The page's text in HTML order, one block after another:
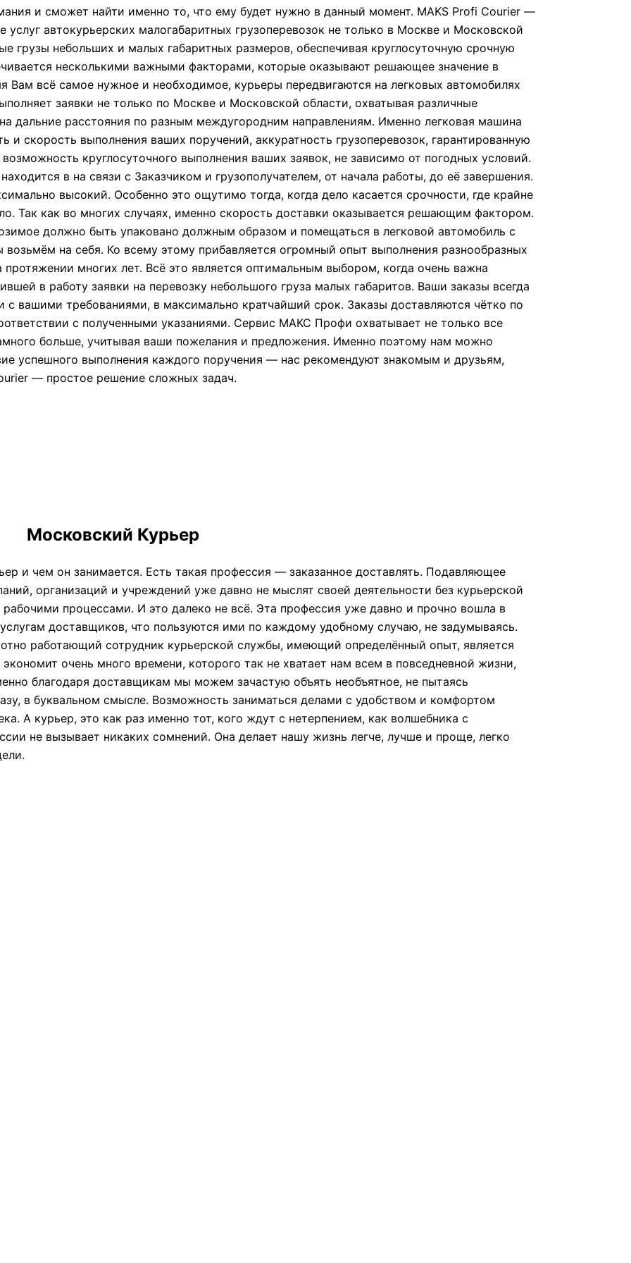
и сможет найти именно то, что ему будет нужно в данный момент. MAKS Profi Courier —
услуг автокурьерских малогабаритных грузоперевозок не только в Москве и Московской
грузы небольших и малых габаритных размеров, обеспечивая круглосуточную срочную
несколькими важными факторами, которые оказывают решающее значение в
Вам всё самое нужное и необходимое, курьеры передвигаются на легковых автомобилях
заявки не только по Москве и Московской области, охватывая различные
дальние расстояния по разным междугородним направлениям. Именно легковая машина
и скорость выполнения ваших поручений, аккуратность грузоперевозок, гарантированную
круглосуточного выполнения ваших заявок, не зависимо от погодных условий.
в на связи с Заказчиком и грузополучателем, от начала работы, до её завершения.
высокий. Особенно это ощутимо тогда, когда дело касается срочности, где крайне
Так как во многих случаях, именно скорость доставки оказывается решающим фактором.
должно быть упаковано должным образом и помещаться в легковой автомобиль с
на себя. Ко всему этому прибавляется огромный опыт выполнения разнообразных
многих лет. Всё это является оптимальным выбором, когда очень важна
в работу заявки на перевозку небольшого груза малых габаритов. Ваши заказы всегда
с вашими требованиями, в максимально кратчайший срок. Заказы доставляются чётко по
с полученными указаниями. Сервис МАКС Профи охватывает не только все
больше, учитывая ваши пожелания и предложения. Именно поэтому нам можно
успешного выполнения каждого поручения — нас рекомендуют знакомым и друзьям,
— простое решение сложных задач.
Московский Курьер
и чем он занимается. Есть такая профессия — заказанное доставлять. Подавляющее
организаций и учреждений уже давно не мыслят своей деятельности без курьерской
процессами. И это далеко не всё. Эта профессия уже давно и прочно вошла в
доставщиков, что пользуются ими по каждому удобному случаю, не задумываясь.
работающий сотрудник курьерской службы, имеющий определённый опыт, является
очень много времени, которого так не хватает нам всем в повседневной жизни,
благодаря доставщикам мы можем зачастую объять необъятное, не пытаясь
в буквальном смысле. Возможность заниматься делами с удобством и комфортом
А курьер, это как раз именно тот, кого ждут с нетерпением, как волшебника с
не вызывает никаких сомнений. Она делает нашу жизнь легче, лучше и проще, легко